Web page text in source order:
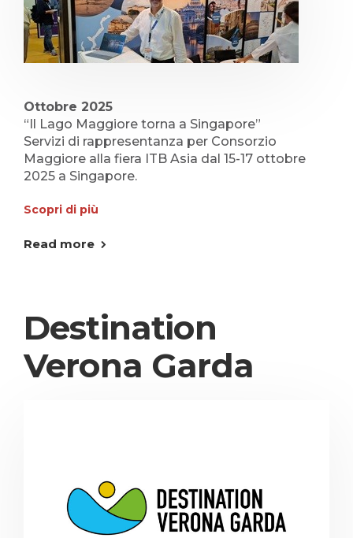
Ottobre 2025
“Il Lago Maggiore torna a Singapore”
Servizi di rappresentanza per Consorzio
Maggiore alla fiera ITB Asia dal 15-17 ottobre
2025 a Singapore.
Scopri di più
Read more
Destination
Verona Garda